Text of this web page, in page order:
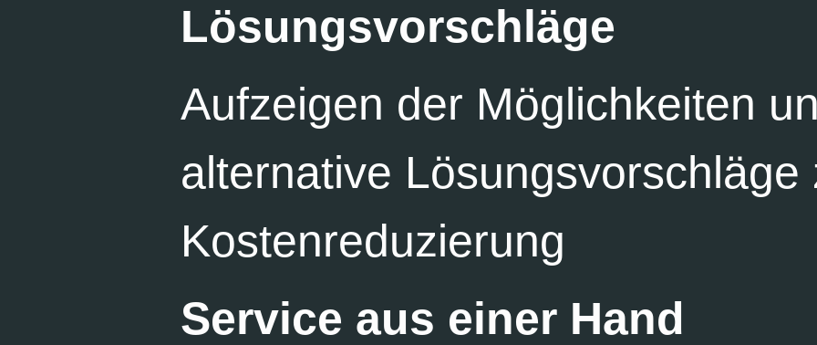
Lösungsvorschläge
Aufzeigen der Möglichkeiten
alternative Lösungsvorschläge
Kostenreduzierung
Service aus einer Hand